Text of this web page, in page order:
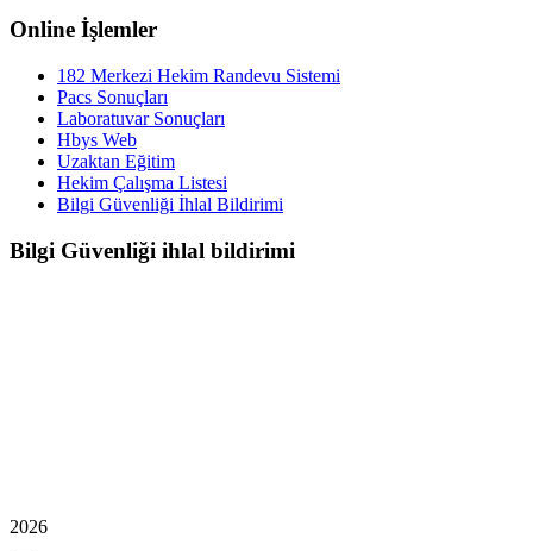
Online İşlemler
182 Merkezi Hekim Randevu Sistemi
Pacs Sonuçları
Laboratuvar Sonuçları
Hbys Web
Uzaktan Eğitim
Hekim Çalışma Listesi
Bilgi Güvenliği İhlal Bildirimi
Bilgi Güvenliği ihlal bildirimi
2026